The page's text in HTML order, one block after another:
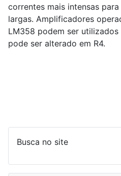
correntes mais intensas
largas. Amplificadores
LM358 podem ser
pode ser alterado em R4.
Busca no site